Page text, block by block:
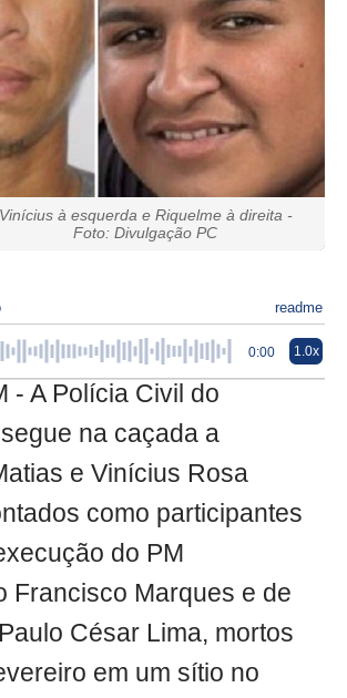
Vinícius à esquerda e Riquelme à direita -
Foto: Divulgação PC
readme
0:00 1.0x
- A Polícia Civil do
na caçada a
e Vinícius Rosa
como participantes
do PM
Francisco Marques e de
César Lima, mortos
em um sítio no